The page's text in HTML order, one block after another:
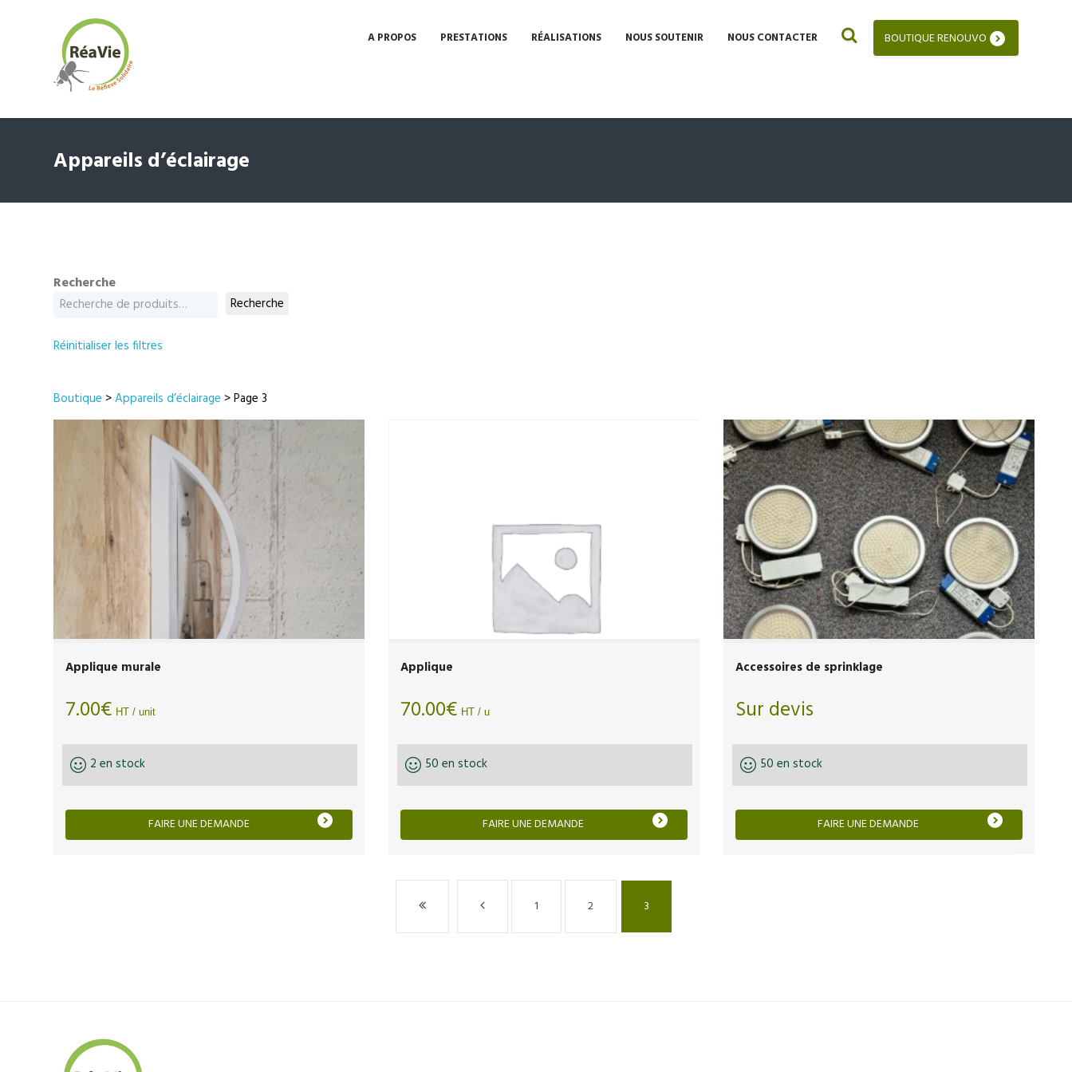
BOUTIQUE RENOUVO
A PROPOS PRESTATIONS RÉALISATIONS NOUS SOUTENIR NOUS CONTACTER
Appareils d’éclairage
Recherche
Recherche
Réinitialiser les filtres
Boutique >Appareils d’éclairage > Page 3
Applique murale
7.00€ HT / unit
2 en stock
FAIRE UNE DEMANDE
Applique
70.00€ HT / u
50 en stock
FAIRE UNE DEMANDE
Accessoires de sprinklage
Sur devis
50 en stock
FAIRE UNE DEMANDE
1 2 3